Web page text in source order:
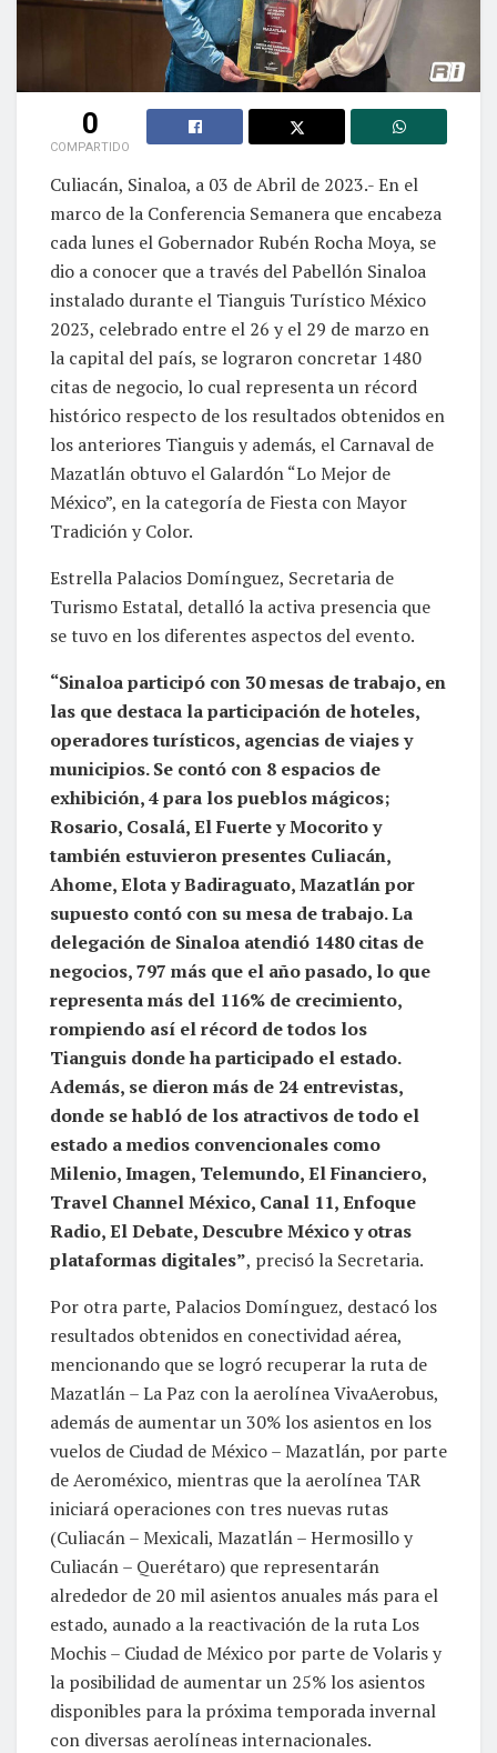
0
COMPARTIDO
Culiacán, Sinaloa, a 03 de Abril de 2023.- En el
marco de la Conferencia Semanera que encabeza
cada lunes el Gobernador Rubén Rocha Moya, se
dio a conocer que a través del Pabellón Sinaloa
instalado durante el Tianguis Turístico México
2023, celebrado entre el 26 y el 29 de marzo en
la capital del país, se lograron concretar 1480
citas de negocio, lo cual representa un récord
histórico respecto de los resultados obtenidos en
los anteriores Tianguis y además, el Carnaval de
Mazatlán obtuvo el Galardón “Lo Mejor de
México”, en la categoría de Fiesta con Mayor
Tradición y Color.
Estrella Palacios Domínguez, Secretaria de
Turismo Estatal, detalló la activa presencia que
se tuvo en los diferentes aspectos del evento.
“Sinaloa participó con 30 mesas de trabajo, en
las que destaca la participación de hoteles,
operadores turísticos, agencias de viajes y
municipios. Se contó con 8 espacios de
exhibición, 4 para los pueblos mágicos;
Rosario, Cosalá, El Fuerte y Mocorito y
también estuvieron presentes Culiacán,
Ahome, Elota y Badiraguato, Mazatlán por
supuesto contó con su mesa de trabajo. La
delegación de Sinaloa atendió 1480 citas de
negocios, 797 más que el año pasado, lo que
representa más del 116% de crecimiento,
rompiendo así el récord de todos los
Tianguis donde ha participado el estado.
Además, se dieron más de 24 entrevistas,
donde se habló de los atractivos de todo el
estado a medios convencionales como
Milenio, Imagen, Telemundo, El Financiero,
Travel Channel México, Canal 11, Enfoque
Radio, El Debate, Descubre México y otras
plataformas digitales”, precisó la Secretaria.
Por otra parte, Palacios Domínguez, destacó los
resultados obtenidos en conectividad aérea,
mencionando que se logró recuperar la ruta de
Mazatlán – La Paz con la aerolínea VivaAerobus,
además de aumentar un 30% los asientos en los
vuelos de Ciudad de México – Mazatlán, por parte
de Aeroméxico, mientras que la aerolínea TAR
iniciará operaciones con tres nuevas rutas
(Culiacán – Mexicali, Mazatlán – Hermosillo y
Culiacán – Querétaro) que representarán
alrededor de 20 mil asientos anuales más para el
estado, aunado a la reactivación de la ruta Los
Mochis – Ciudad de México por parte de Volaris y
la posibilidad de aumentar un 25% los asientos
disponibles para la próxima temporada invernal
con diversas aerolíneas internacionales.